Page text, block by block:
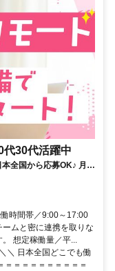
30代活躍中
全国から応募OK♪ 月稼
時間帯／9:00～17:00
ムと密に連携を取りな
想定稼働量／平...
＼ 日本全国どこでも働
＝＝＝＝＝＝＝＝＝